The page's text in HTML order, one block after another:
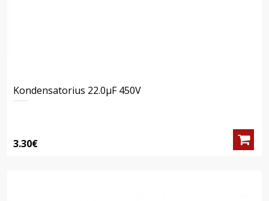
Kondensatorius 22.0μF 450V
3.30€